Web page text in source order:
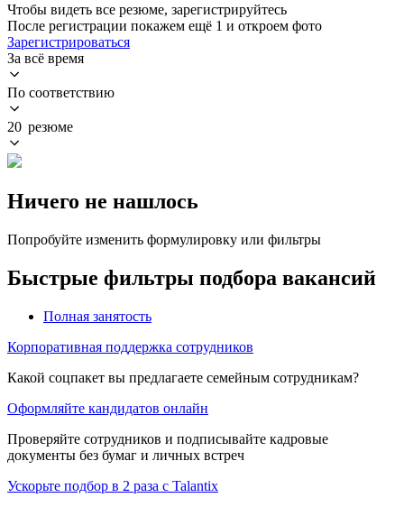
Чтобы видеть все резюме, зарегистрируйтесь
После регистрации покажем ещё 1 и откроем фото
Зарегистрироваться
За всё время
По соответствию
20 резюме
Ничего не нашлось
Попробуйте изменить формулировку или фильтры
Быстрые фильтры подбора вакансий
Полная занятость
Корпоративная поддержка сотрудников
Какой соцпакет вы предлагаете семейным сотрудникам?
Оформляйте кандидатов онлайн
Проверяйте сотрудников и подписывайте кадровые
документы без бумаг и личных встреч
Ускорьте подбор в 2 раза с Talantix